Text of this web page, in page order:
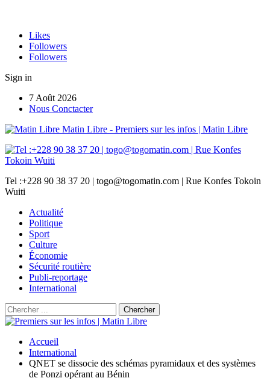
Likes
Followers
Followers
Sign in
7 Août 2026
Nous Conctacter
Matin Libre - Premiers sur les infos | Matin Libre
Tel :+228 90 38 37 20 | togo@togomatin.com | Rue Konfes Tokoin
Wuiti
Actualité
Politique
Sport
Culture
Économie
Sécurité routière
Publi-reportage
International
Accueil
International
QNET se dissocie des schémas pyramidaux et des systèmes
de Ponzi opérant au Bénin